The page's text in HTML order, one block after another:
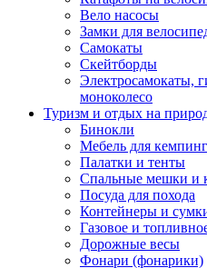
Вело насосы
Замки для
Самокаты
Скейтборды
Электросамокаты,
моноколесо
Туризм и отдых на
Бинокли
Мебель для
Палатки и тенты
Спальные мешки и
Посуда для похода
Контейнеры и
Газовое и
Дорожные весы
Фонари (фонарики)